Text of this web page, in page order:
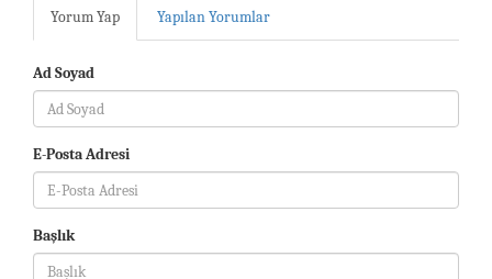
Yorum Yap Yapılan Yorumlar
Ad Soyad
E-Posta Adresi
Başlık